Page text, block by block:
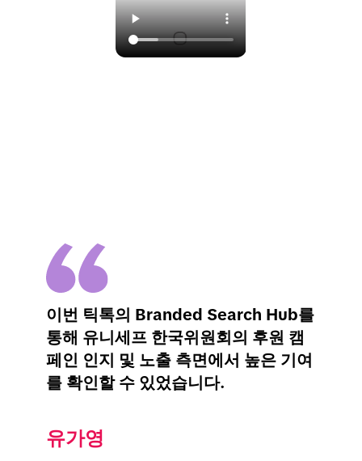
이번 틱톡의 Branded Search Hub를
통해 유니세프 한국위원회의 후원 캠
페인 인지 및 노출 측면에서 높은 기여
를 확인할 수 있었습니다.
유가영